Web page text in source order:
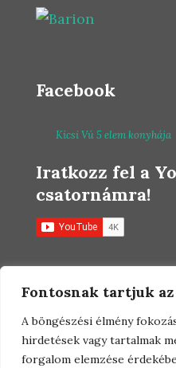
Fontosnak tartjuk
A böngészési élmény
hirdetések vagy tartalmak
forgalom elemzése
Facebook
Kicsi Vú 5 elem konyhája
Iratkozz fel a
csatornámra!
© 2021 Farkas